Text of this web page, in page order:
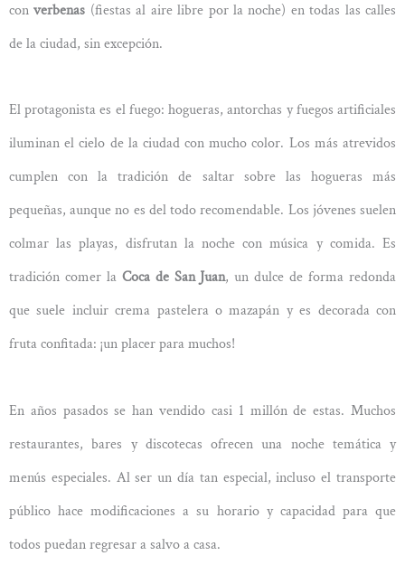
converbenas (fiestas al aire libre por la noche) en todas las calles
de la ciudad, sin excepción.
El protagonista es el fuego: hogueras, antorchas y fuegos artificiales
iluminan el cielo de la ciudad con mucho color. Los más atrevidos
cumplen con la tradición de saltar sobre las hogueras más
pequeñas, aunque no es del todo recomendable. Los jóvenes suelen
colmar las playas, disfrutan la noche con música y comida. Es
tradición comer la Coca de San Juan, un dulce de forma redonda
que suele incluir crema pastelera o mazapán y es decorada con
fruta confitada: ¡un placer para muchos!
En años pasados se han vendido casi 1 millón de estas. Muchos
restaurantes, bares y discotecas ofrecen una noche temática y
menús especiales. Al ser un día tan especial, incluso el transporte
público hace modificaciones a su horario y capacidad para que
todos puedan regresar a salvo a casa.